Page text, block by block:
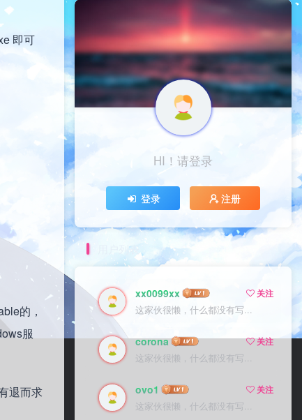
即可
的，
服
退而求
HI！请登录
登录 注册
用户列表
xx0099xx
关注
这家伙很懒，什么都没有写...
corona
关注
这家伙很懒，什么都没有写...
ovo1
关注
这家伙很懒，什么都没有写...